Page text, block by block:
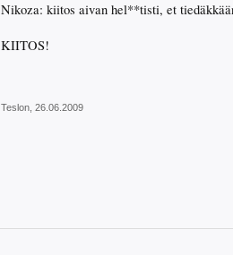
Nikoza: kiitos aivan hel**tisti, et
KIITOS!
Teslon 26.06.2009